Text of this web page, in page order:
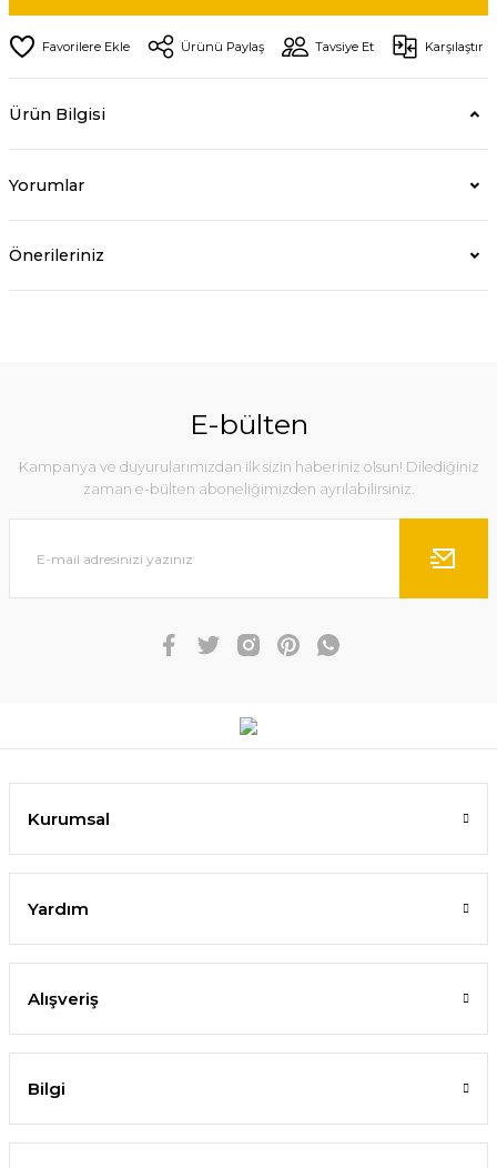
Ürünü Paylaş Tavsiye Et Karşılaştır
Ürün Bilgisi
Yorumlar
Önerileriniz
E-bülten
Kampanya ve duyurularımızdan ilk sizin haberiniz olsun! Dilediğiniz
zaman e-bülten aboneliğimizden ayrılabilirsiniz.
Kurumsal
Yardım
Alışveriş
Bilgi